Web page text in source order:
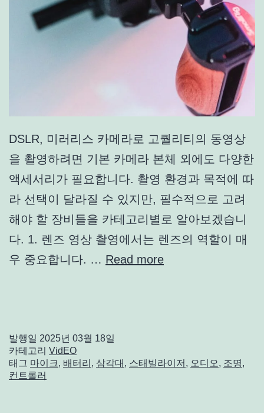
DSLR, 미러리스 카메라로 고퀄리티의 동영상
을 촬영하려면 기본 카메라 본체 외에도 다양한
액세서리가 필요합니다. 촬영 환경과 목적에 따
라 선택이 달라질 수 있지만, 필수적으로 고려
해야 할 장비들을 카테고리별로 알아보겠습니
다. 1. 렌즈 영상 촬영에서는 렌즈의 역할이 매
우 중요합니다. … Read more
발행일 2025년 03월 18일
카테고리 VidEO
태그 마이크, 배터리 , 삼각대 , 스태빌라이저 , 오디오, 조명,
컨트롤러